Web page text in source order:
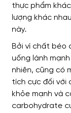
thực phẩm
lượng khác
này.
Bởi vì chất béo
uống lành
nhiên, cũng có
tích cực đối với
khỏe mạnh và
carbohydrate